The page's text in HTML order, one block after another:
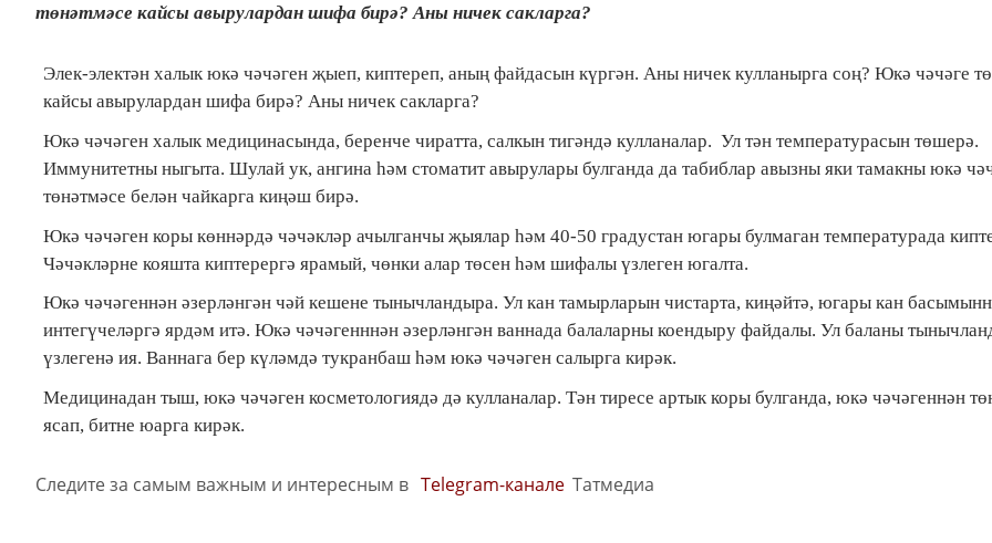
төнәтмәсе кайсы авырулардан шифа бирә? Аны ничек сакларга?
Элек-электән халык юкә чәчәген җыеп, киптереп, аның файдасын күргән. Аны ничек кулланырга соң? Юкә чәчәге
кайсы авырулардан шифа бирә? Аны ничек сакларга?
Юкә чәчәген халык медицинасында, беренче чиратта, салкын тигәндә кулланалар. Ул тән температурасын төшерә.
Иммунитетны ныгыта. Шулай ук, ангина һәм стоматит авырулары булганда да табиблар авызны яки тамакны юкә
төнәтмәсе белән чайкарга киңәш бирә.
Юкә чәчәген коры көннәрдә чәчәкләр ачылганчы җыялар һәм 40-50 градустан югары булмаган температурада
Чәчәкләрне кояшта киптерергә ярамый, чөнки алар төсен һәм шифалы үзлеген югалта.
Юкә чәчәгеннән әзерләнгән чәй кешене тынычландыра. Ул кан тамырларын чистарта, киңәйтә, югары кан
интегүчеләргә ярдәм итә. Юкә чәчәгенннән әзерләнгән ваннада балаларны коендыру файдалы. Ул баланы
үзлегенә ия. Ваннага бер күләмдә тукранбаш һәм юкә чәчәген салырга кирәк.
Медицинадан тыш, юкә чәчәген косметологиядә дә кулланалар. Тән тиресе артык коры булганда, юкә чәчәгеннән
ясап, битне юарга кирәк.
Следите за самым важным и интересным в Telegram-канале Татмедиа